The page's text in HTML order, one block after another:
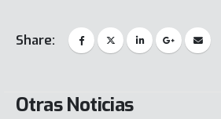
Share:
Otras Noticias